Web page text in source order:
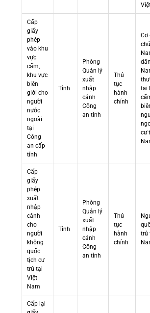
Cấp
giấy
phép
vào khu
vực
cấm,
khu vực
biên
giới cho
người
nước
ngoài
tại
Công
an cấp
tỉnh
Tỉnh
Phòng
Quản lý
xuất
nhập
cảnh
Công
an tỉnh
Thủ
tục
hành
chính
Cơ
tại
cư
Cấp
giấy
phép
xuất
nhập
cảnh
cho
người
không
quốc
tịch cư
trú tại
Việt
Nam
Tỉnh
Phòng
Quản lý
xuất
nhập
cảnh
Công
an tỉnh
Thủ
tục
hành
chính
trú
Cấp lại